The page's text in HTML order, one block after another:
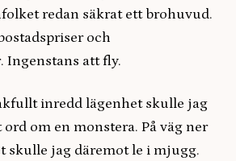
redan säkrat ett brohuvud.
och
Ingenstans att fly.
inredd lägenhet skulle jag
om en monstera. På väg ner
skulle jag däremot le i mjugg.